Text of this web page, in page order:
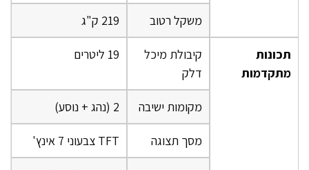
משקל רטוב 219 ק"ג
תכונות
מתקדמות
קיבולת מיכל
דלק
19 ליטרים
מקומות ישיבה 2 (נהג + נוסע)
מסך תצוגה TFT צבעוני 7 אינץ'